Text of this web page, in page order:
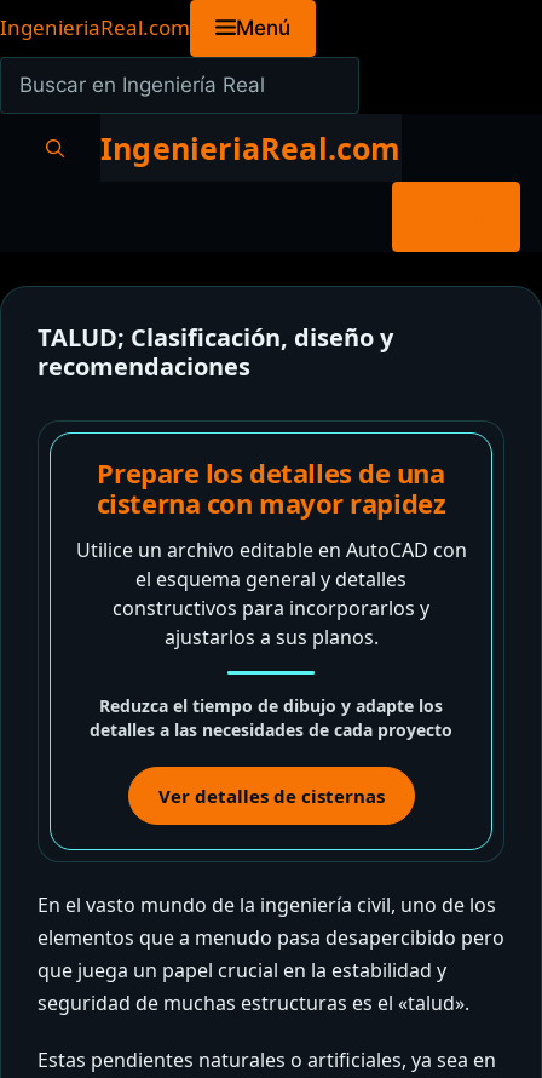
Saltar
al
contenido
IngenieriaReal.com Menú
Buscar
en
IngenieriaReal.com
TALUD; Clasificación, diseño y
recomendaciones
Prepare los detalles de una
cisterna con mayor rapidez
Utilice un archivo editable en AutoCAD con
el esquema general y detalles
constructivos para incorporarlos y
ajustarlos a sus planos.
Reduzca el tiempo de dibujo y adapte los
detalles a las necesidades de cada proyecto
Ver detalles de cisternas
En el vasto mundo de la ingeniería civil, uno de los
elementos que a menudo pasa desapercibido pero
que juega un papel crucial en la estabilidad y
seguridad de muchas estructuras es el «talud».
Estas pendientes naturales o artificiales, ya sea en